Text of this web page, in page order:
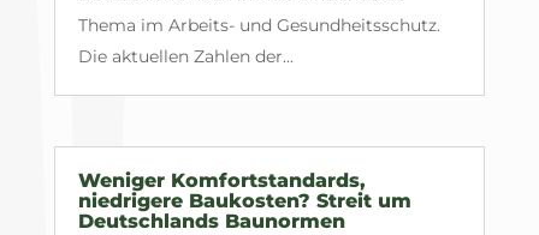
Thema im Arbeits- und Gesundheitsschutz.
Die aktuellen Zahlen der...
Weniger Komfortstandards,
niedrigere Baukosten? Streit um
Deutschlands Baunormen